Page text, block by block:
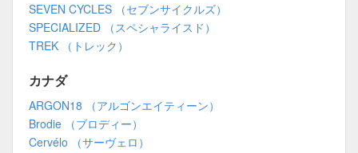
SEVEN CYCLES （セブンサイクルズ）
SPECIALIZED （スペシャライスド）
TREK （トレック）
カナダ
ARGON18 （アルゴンエイティーン）
Brodie （ブロディー）
Cervélo （サーヴェロ）